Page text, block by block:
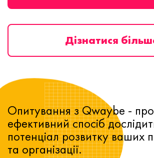
Дізнатися
Опитування з Qwaybe -
ефективний спосіб
потенціал розвитку ваших
та організації.